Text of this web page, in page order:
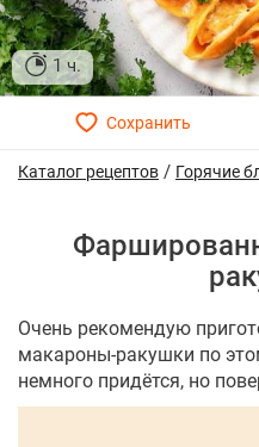
1 ч.
Каталог рецептов / Горячие
Очень рекомендую
макароны-ракушки по
немного придётся, но